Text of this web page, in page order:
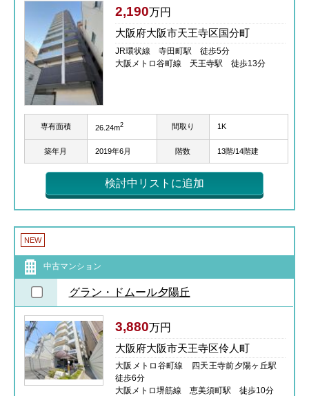
2,190万円
大阪府大阪市天王寺区国分町
JR環状線 寺田町駅 徒歩5分
大阪メトロ谷町線 天王寺駅 徒歩13分
専有面積 26.24m2 間取り 1K
築年月 2019年6月 階数 13階/14階建
検討中リストに追加
NEW
中古マンション
グラン・ドムール夕陽丘
3,880万円
大阪府大阪市天王寺区伶人町
大阪メトロ谷町線 四天王寺前夕陽ヶ丘駅
徒歩6分
大阪メトロ堺筋線 恵美須町駅 徒歩10分